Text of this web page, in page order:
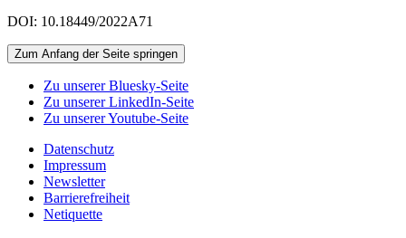
DOI: 10.18449/2022A71
Zum Anfang der Seite springen
Zu unserer Bluesky-Seite
Zu unserer LinkedIn-Seite
Zu unserer Youtube-Seite
Datenschutz
Impressum
Newsletter
Barrierefreiheit
Netiquette